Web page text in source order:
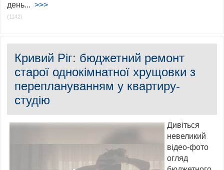
день... >>>
(1142)
Кривий Ріг: бюджетний ремонт
старої однокімнатної хрущовки з
переплануванням у квартиру-
студію
Дивіться
невеликий
відео-фото
огляд